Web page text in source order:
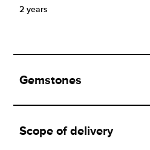
2 years
Gemstones
Scope of delivery